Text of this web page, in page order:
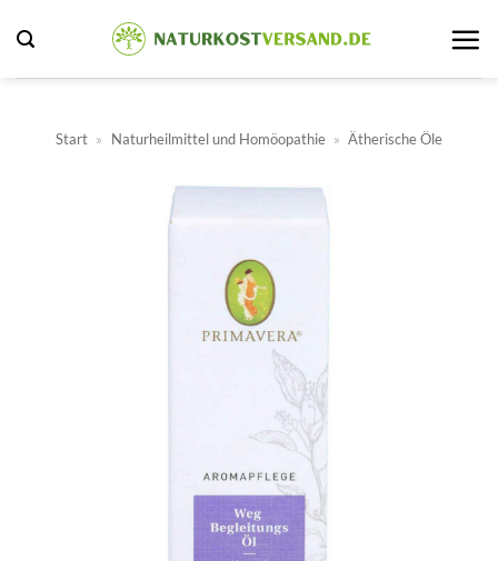
Inhalt
springen
Start » Naturheilmittel und Homöopathie » Ätherische Öle